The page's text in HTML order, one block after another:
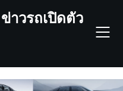
าวรถเปิดตัว